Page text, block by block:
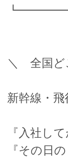
＼ 全国ど
新幹線・
『入社し
『その日